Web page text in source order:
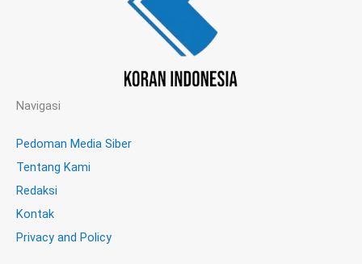
Navigasi
Pedoman Media Siber
Tentang Kami
Redaksi
Kontak
Privacy and Policy